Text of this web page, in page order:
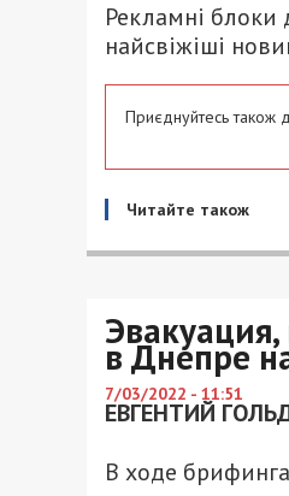
Рекламні
найсвіжіші
Приєднуйтесь також
Читайте також
в Днепре
7/03/2022 - 11:51
ЕВГЕНТИЙ
В ходе